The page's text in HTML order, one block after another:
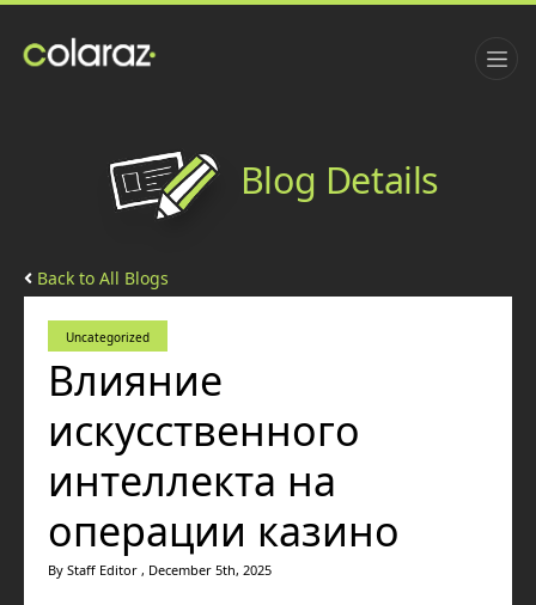
Blog Details
Back to All Blogs
Uncategorized
Влияние
искусственного
интеллекта на
операции казино
By Staff Editor , December 5th, 2025